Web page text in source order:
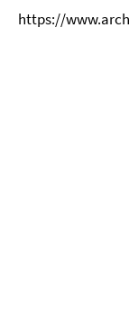
https://